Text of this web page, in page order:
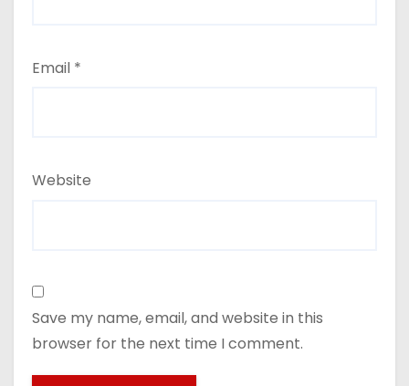
Email *
Website
Save my name, email, and website in this
browser for the next time I comment.